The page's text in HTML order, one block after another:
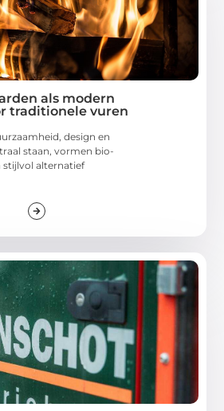
als modern
traditionele vuren
design en
staan, vormen bio-
stijlvol alternatief